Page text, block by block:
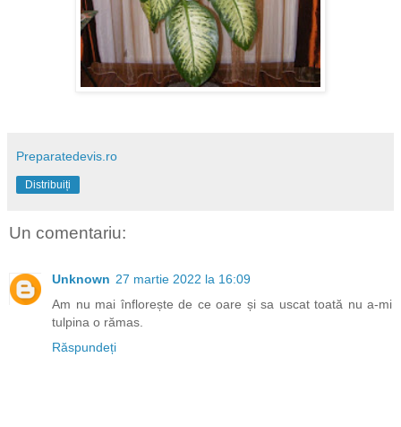
Preparatedevis.ro
Distribuiți
Un comentariu:
Unknown 27 martie 2022 la 16:09
Am nu mai înflorește de ce oare și sa uscat toată nu a-mi
tulpina o rămas.
Răspundeți